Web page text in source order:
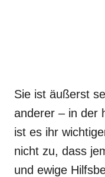
Sie ist äußerst
anderer – in der
ist es ihr
nicht zu, dass
und ewige